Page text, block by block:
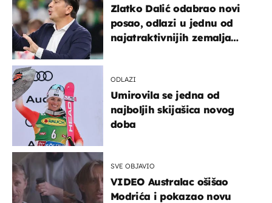
Zlatko Dalić odabrao novi
posao, odlazi u jednu od
najatraktivnijih zemalja
ODLAZI
Umirovila se jedna od
najboljih skijašica novog
doba
SVE OBJAVIO
VIDEO Australac ošišao
Modrića i pokazao novu